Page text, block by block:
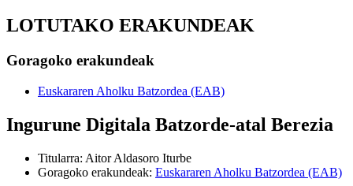
LOTUTAKO ERAKUNDEAK
Goragoko erakundeak
Euskararen Aholku Batzordea (EAB)
Ingurune Digitala Batzorde-atal Berezia
Titularra: Aitor Aldasoro Iturbe
Goragoko erakundeak: Euskararen Aholku Batzordea (EAB)